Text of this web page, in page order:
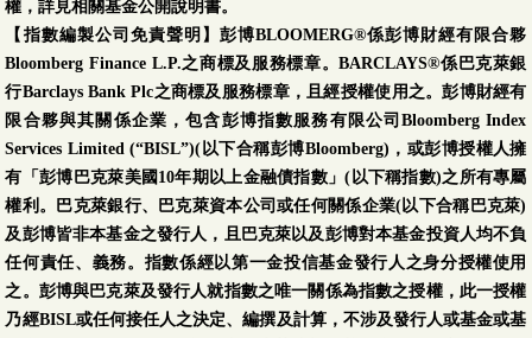
權，詳見相關基金公開說明書。
【指數編製公司免責聲明】彭博BLOOMERG®係彭博財經有限合夥
Bloomberg Finance L.P.之商標及服務標章。BARCLAYS®係巴克萊銀
行Barclays Bank Plc之商標及服務標章，且經授權使用之。彭博財經有
限合夥與其關係企業，包含彭博指數服務有限公司Bloomberg Index
Services Limited (“BISL”)(以下合稱彭博Bloomberg)，或彭博授權人擁
有「彭博巴克萊美國10年期以上金融債指數」(以下稱指數)之所有專屬
權利。巴克萊銀行、巴克萊資本公司或任何關係企業(以下合稱巴克萊)
及彭博皆非本基金之發行人，且巴克萊以及彭博對本基金投資人均不負
任何責任、義務。指數係經以第一金投信基金發行人之身分授權使用
之。彭博與巴克萊及發行人就指數之唯一關係為指數之授權，此一授權
乃經BISL或任何接任人之決定、編撰及計算，不涉及發行人或基金或基